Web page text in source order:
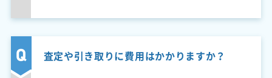
査定や引き取りに費用はかかりますか？